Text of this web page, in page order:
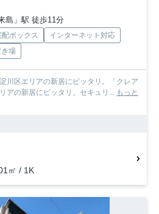
島」駅 徒歩11分
配ボックス
インターネット対応
場
川区エリアの新居にピッタリ。「クレア
アの新居にピッタリ。セキュリ... もっと
㎡ / 1K